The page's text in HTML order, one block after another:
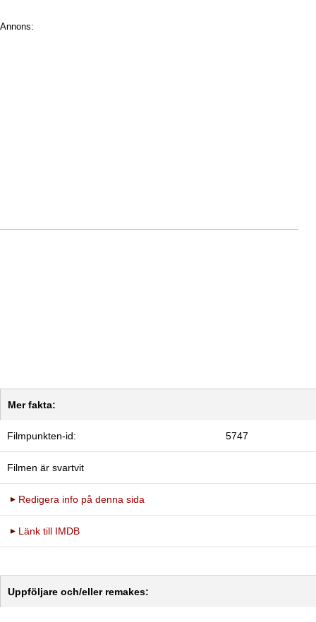
Annons:
Mer fakta:
Filmpunkten-id: 5747
Filmen är svartvit
Redigera info på denna sida
Länk till IMDB
Uppföljare och/eller remakes: